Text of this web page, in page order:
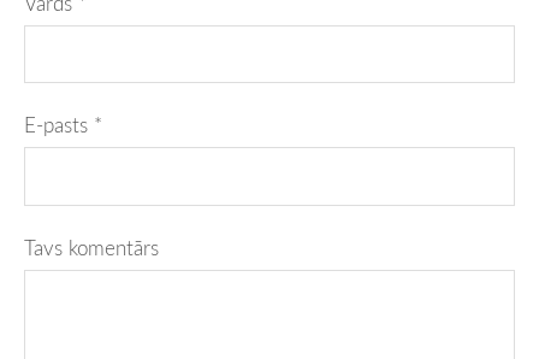
E-pasts *
Tavs komentārs